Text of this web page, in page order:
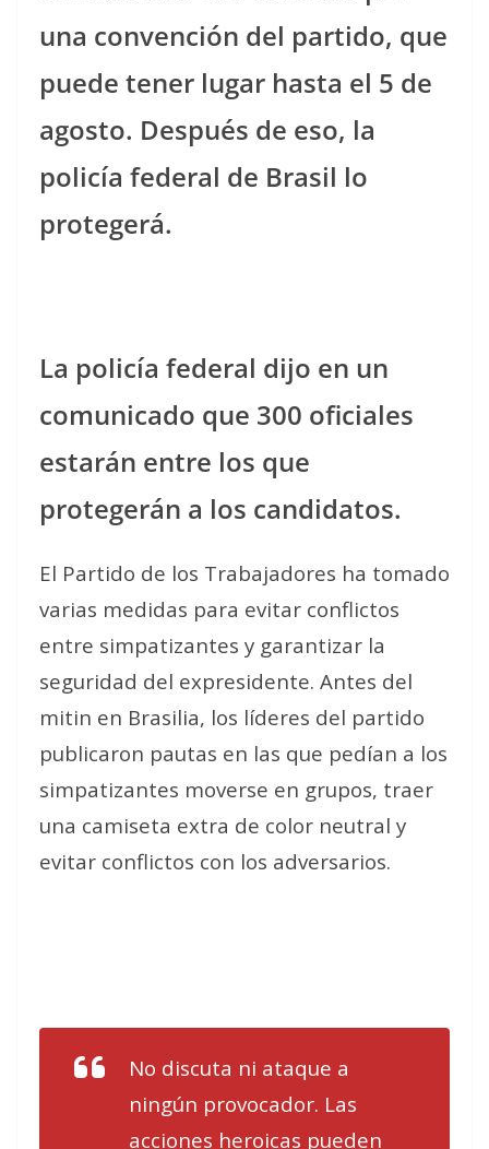
una convención del partido, que
puede tener lugar hasta el 5 de
agosto. Después de eso, la
policía federal de Brasil lo
protegerá.
La policía federal dijo en un
comunicado que 300 oficiales
estarán entre los que
protegerán a los candidatos.
El Partido de los Trabajadores ha tomado
varias medidas para evitar conflictos
entre simpatizantes y garantizar la
seguridad del expresidente. Antes del
mitin en Brasilia, los líderes del partido
publicaron pautas en las que pedían a los
simpatizantes moverse en grupos, traer
una camiseta extra de color neutral y
evitar conflictos con los adversarios.
No discuta ni ataque a
ningún provocador. Las
acciones heroicas pueden